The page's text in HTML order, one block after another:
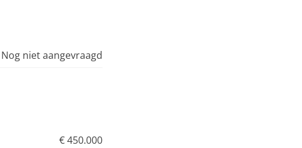
Nog niet aangevraagd
€ 450.000